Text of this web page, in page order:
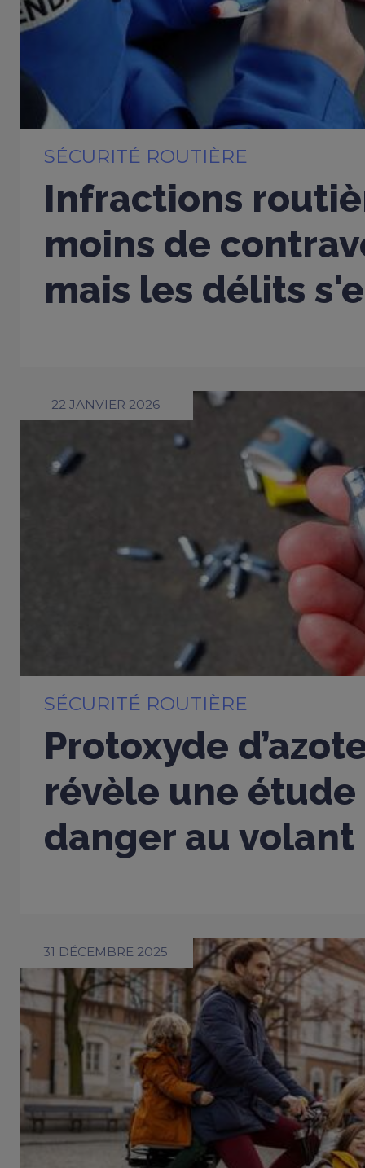
SÉCURITÉ ROUTIÈRE
Infractions
moins de
mais les délits
22 JANVIER 2026
SÉCURITÉ ROUTIÈRE
Protoxyde
révèle une étude
danger au volant
31 DÉCEMBRE 2025